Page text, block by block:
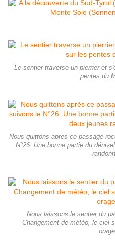
Le sentier traverse un pierrier et
pentes du
Nous quittons après ce passage
N°26. Une bonne partie du
Nous laissons le sentier du
Changement de météo, le ciel